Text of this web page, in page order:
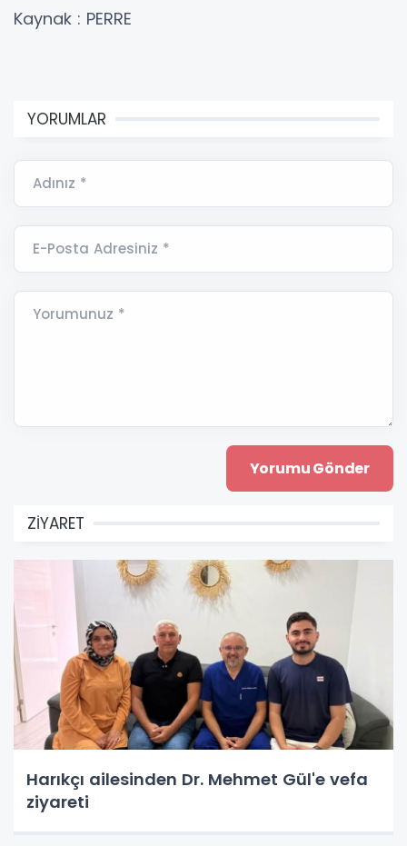
Kaynak : PERRE
YORUMLAR
Adınız *
E-Posta Adresiniz *
Yorumunuz *
ZİYARET
Harıkçı ailesinden Dr. Mehmet Gül'e vefa
ziyareti